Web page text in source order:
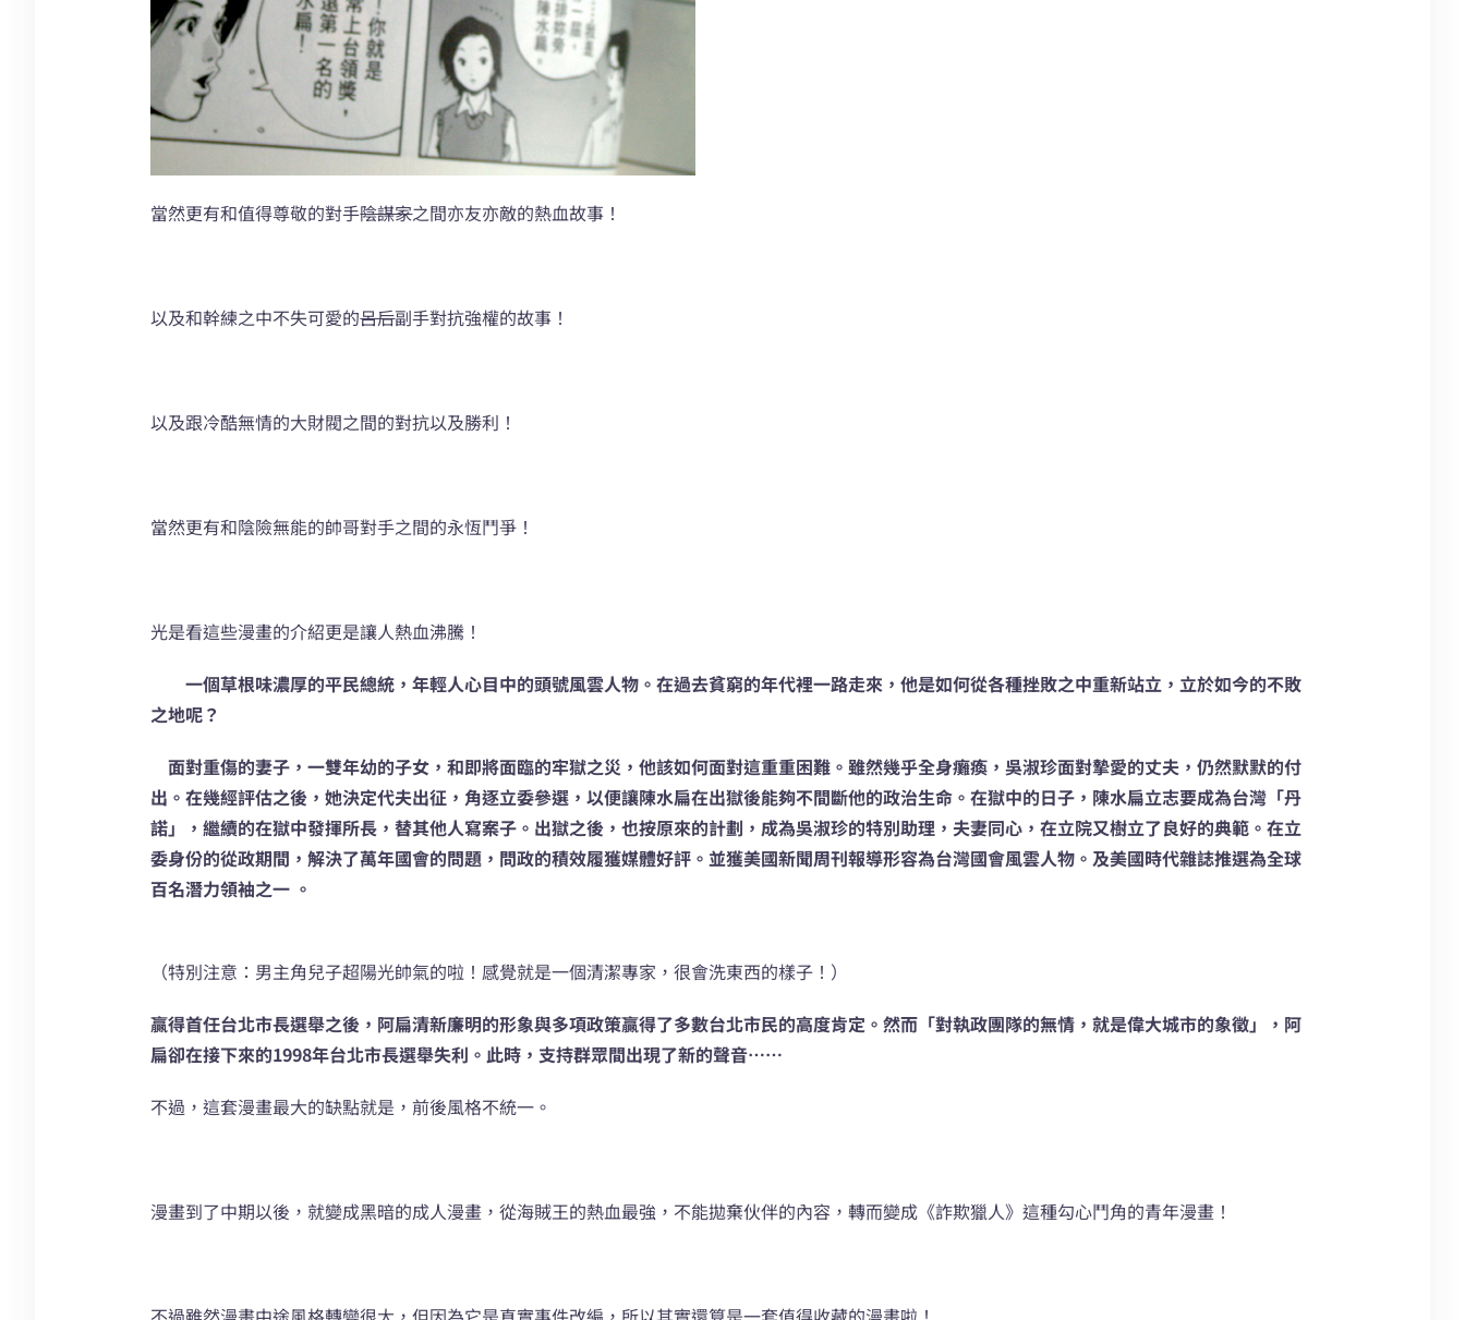
當然更有和值得尊敬的對手陰謀家之間亦友亦敵的熱血故事！
以及和幹練之中不失可愛的呂后副手對抗強權的故事！
以及跟冷酷無情的大財閥之間的對抗以及勝利！
當然更有和陰險無能的帥哥對手之間的永恆鬥爭！
光是看這些漫畫的介紹更是讓人熱血沸騰！
一個草根味濃厚的平民總統，年輕人心目中的頭號風雲人物。在過去貧窮的年代裡一路走來，他是如何從各種挫敗之中重新站立，立於如今的不敗
之地呢？
面對重傷的妻子，一雙年幼的子女，和即將面臨的牢獄之災，他該如何面對這重重困難。雖然幾乎全身癱瘓，吳淑珍面對摯愛的丈夫，仍然默默的付
出。在幾經評估之後，她決定代夫出征，角逐立委參選，以便讓陳水扁在出獄後能夠不間斷他的政治生命。在獄中的日子，陳水扁立志要成為台灣「丹
諾」，繼續的在獄中發揮所長，替其他人寫案子。出獄之後，也按原來的計劃，成為吳淑珍的特別助理，夫妻同心，在立院又樹立了良好的典範。在立
委身份的從政期間，解決了萬年國會的問題，問政的積效履獲媒體好評。並獲美國新聞周刊報導形容為台灣國會風雲人物。及美國時代雜誌推選為全球
百名潛力領袖之一 。
（特別注意：男主角兒子超陽光帥氣的啦！感覺就是一個清潔專家，很會洗東西的樣子！）
贏得首任台北市長選舉之後，阿扁清新廉明的形象與多項政策贏得了多數台北市民的高度肯定。然而「對執政團隊的無情，就是偉大城市的象徵」，阿
扁卻在接下來的1998年台北市長選舉失利。此時，支持群眾間出現了新的聲音……
不過，這套漫畫最大的缺點就是，前後風格不統一。
漫畫到了中期以後，就變成黑暗的成人漫畫，從海賊王的熱血最強，不能拋棄伙伴的內容，轉而變成《詐欺獵人》這種勾心鬥角的青年漫畫！